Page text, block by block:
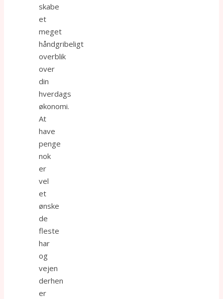
skabe
et
meget
håndgribeligt
overblik
over
din
hverdags
økonomi.
At
have
penge
nok
er
vel
et
ønske
de
fleste
har
og
vejen
derhen
er